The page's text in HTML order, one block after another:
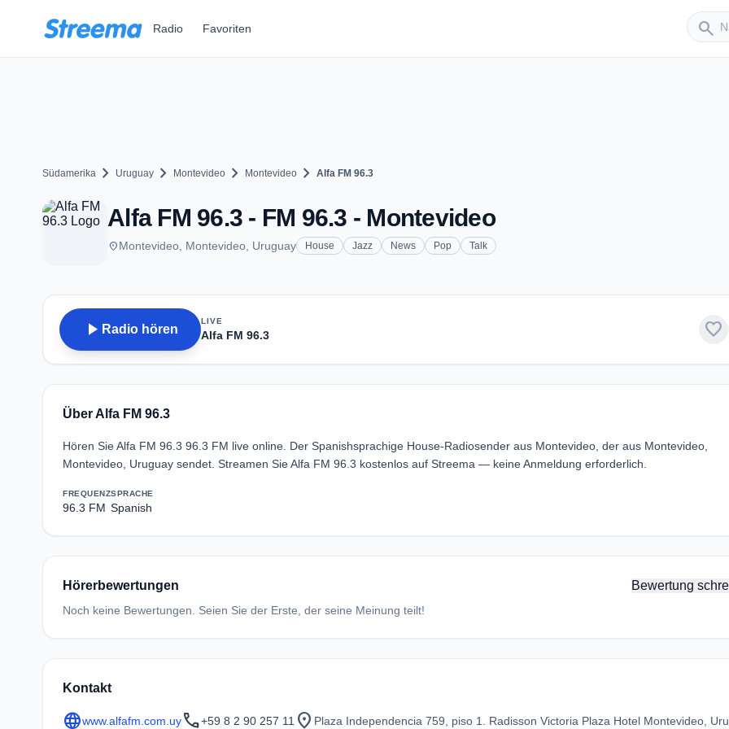
Radio Favoriten search
Sender
Südamerika chevron_right Uruguay chevron_right Montevideo chevron_right Montevideo chevron_right Alfa FM 96.3
Alfa FM 96.3 - FM 96.3 - Montevideo
placeMontevideo, Montevideo, Uruguay House Jazz News Pop Talk
play_arrow Radio hören
LIVE
Alfa FM 96.3 favorite
Über Alfa FM 96.3
Hören Sie Alfa FM 96.3 96.3 FM live online. Der Spanishsprachige House-Radiosender aus Montevideo, der aus Montevideo,
Montevideo, Uruguay sendet. Streamen Sie Alfa FM 96.3 kostenlos auf Streema — keine Anmeldung erforderlich.
FREQUENZ
96.3 FM
SPRACHE
Spanish
Hörerbewertungen Bewertung
Noch keine Bewertungen. Seien Sie der Erste, der seine Meinung teilt!
Kontakt
languagewww.alfafm.com.uycall+59 8 2 90 257 11 location_on Plaza Independencia 759, piso 1. Radisson Victoria Plaza Hotel Montevideo,